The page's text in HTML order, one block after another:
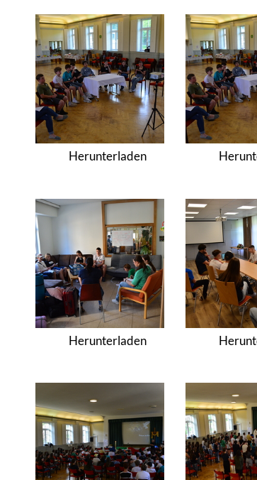
Herunterladen
Herunterladen